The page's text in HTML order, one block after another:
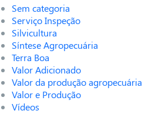
Sem categoria
Serviço Inspeção
Silvicultura
Síntese Agropecuária
Terra Boa
Valor Adicionado
Valor da produção agropecuária
Valor e Produção
Vídeos